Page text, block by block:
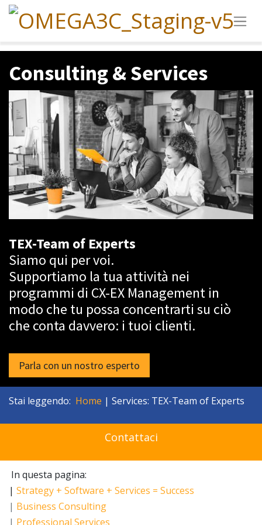
Consulting & Services
TEX-Team of Experts
Siamo qui per voi.
Supportiamo la tua attività nei
programmi di CX-EX Management in
modo che tu possa concentrarti su ciò
che conta davvero: i tuoi clienti.
Parla con un nostro esperto
Stai leggendo: Home | Services: TEX-Team of Experts
Contattaci
In questa pagina:
| Strategy + Software + Services = Success
| Business Consulting
| Professional Services